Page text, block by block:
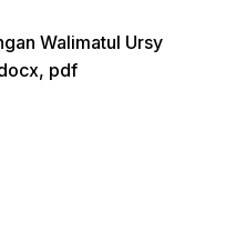
Walimatul Ursy
pdf